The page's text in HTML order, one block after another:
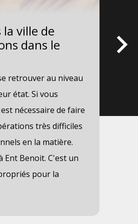
ville de
dans le
retrouver au niveau
état. Si vous
nécessaire de faire
très difficiles
en la matière.
Ent Benoit. C'est un
pour la